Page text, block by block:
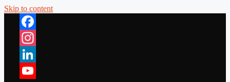
Skip to content
Facebook
Instagram
LinkedIn